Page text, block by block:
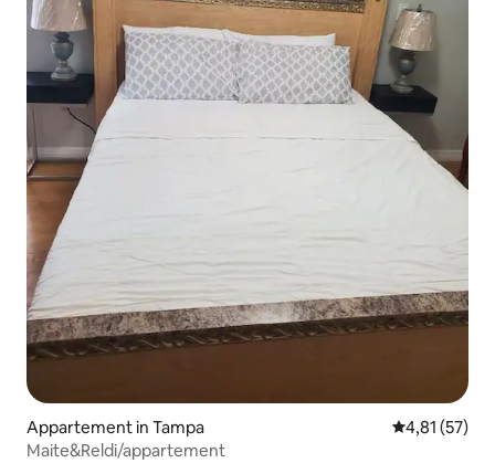
Appartement in Tampa Gemiddelde
4,81 (57)
Maite&Reldi/appartement